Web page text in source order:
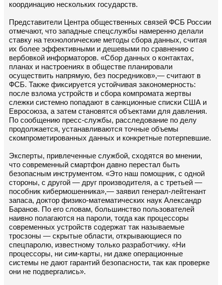
координацию нескольких государств.
Представители Центра общественных связей ФСБ России
отмечают, что западные спецслужбы намеренно делали
ставку на технологические методы сбора данных, считая
их более эффективными и дешевыми по сравнению с
вербовкой информаторов. «Сбор данных о контактах,
планах и настроениях в обществе планировали
осуществить напрямую, без посредников»,— считают в
ФСБ. Также фиксируется устойчивая закономерность:
после взлома устройств и сбора компромата жертвы
слежки системно попадают в санкционные списки США и
Евросоюза, а затем становятся объектами для давления.
По сообщению пресс-службы, расследование по делу
продолжается, устанавливаются точные объемы
скомпрометированных данных и конкретные потерпевшие.
Эксперты, привлеченные службой, сходятся во мнении,
что современный смартфон давно перестал быть
безопасным инструментом. «Это наш помощник, с одной
стороны, с другой — друг производителя, а с третьей —
пособник кибермошенника»,— заявил генерал-лейтенант
запаса, доктор физико-математических наук Александр
Баранов. По его словам, большинство пользователей
наивно полагаются на пароли, тогда как процессоры
современных устройств содержат так называемые
тросзоны — скрытые области, открывающиеся по
спецпаролю, известному только разработчику. «Ни
процессоры, ни сим-карты, ни даже операционные
системы не дают гарантий безопасности, так как проверке
они не подвергались».